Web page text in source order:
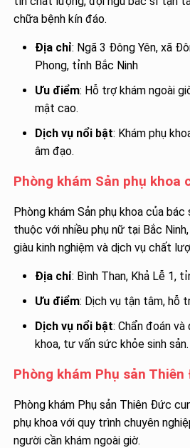
chữa bệnh kín đáo.
Địa chỉ: Ngã 3 Đông Yên, xã
Phong, tỉnh Bắc Ninh
Ưu điểm: Hỗ trợ khám ngoài
mật cao.
Dịch vụ nổi bật: Khám phụ
âm đạo.
Phòng khám Sản phụ khoa
Phòng khám Sản phụ khoa của
thuộc với nhiều phụ nữ tại Bắc
giàu kinh nghiệm và dịch vụ chất
Địa chỉ: Bình Than, Khả Lễ 1,
Ưu điểm: Dịch vụ tận tâm, hỗ
Dịch vụ nổi bật: Chẩn đoán
khoa, tư vấn sức khỏe sinh sản.
Phòng khám Phụ sản
Phòng khám Phụ sản Thiên Đức
phụ khoa với quy trình chuyên
người cần khám ngoài giờ.